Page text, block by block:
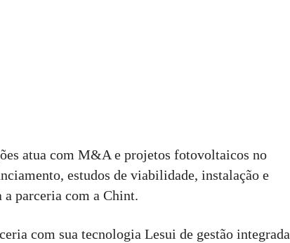
atua com M&A e projetos fotovoltaicos no
estudos de viabilidade, instalação e
a parceria com a Chint.
com sua tecnologia Lesui de gestão integrada